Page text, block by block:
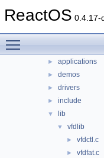
ReactOS 0.4.17-
hal
► media
▼ modules
► applications
► demos
► drivers
► include
▼ lib
▼ vfdlib
► vfdctl.c
► vfdfat.c